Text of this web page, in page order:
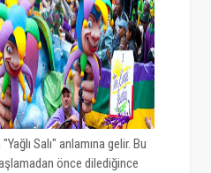
Salı" anlamına gelir. Bu
önce dilediğince